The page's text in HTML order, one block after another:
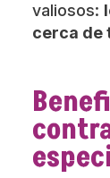
valiosos:
cerca de